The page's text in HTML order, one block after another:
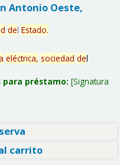
Antonio Oeste,
del Estado.
eléctrica, sociedad del
para préstamo: Signatura
carrito